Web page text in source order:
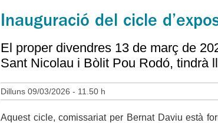
Inauguració del cicle
El proper divendres 13 de març de
Sant Nicolau i Bòlit Pou Rodó, tindrà
Dilluns 09/03/2026 - 11.50 h
Aquest cicle, comissariat per Bernat Daviu està